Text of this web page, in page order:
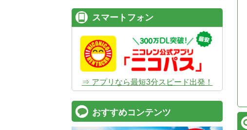
スマートフォン
⇒ アプリなら最短3分スピード出発！
おすすめコンテンツ